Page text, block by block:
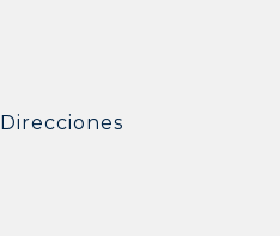
Direcciones